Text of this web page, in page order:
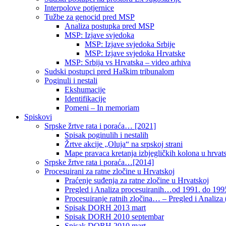
Interpolove potjernice
Tužbe za genocid pred MSP
Analiza postupka pred MSP
MSP: Izjave svjedoka
MSP: Izjave svjedoka Srbije
MSP: Izjave svjedoka Hrvatske
MSP: Srbija vs Hrvatska – video arhiva
Sudski postupci pred Haškim tribunalom
Poginuli i nestali
Ekshumacije
Identifikacije
Pomeni – In memoriam
Spiskovi
Srpske žrtve rata i poraća… [2021]
Spisak poginulih i nestalih
Žrtve akcije „Oluja“ na srpskoj strani
Mape pravaca kretanja izbjegličkih kolona u
Srpske žrtve rata i poraća…[2014]
Procesuirani za ratne zločine u Hrvatskoj
Praćenje suđenja za ratne zločine u Hrvatskoj
Pregled i Analiza procesuiranih…od 1991. do
Procesuiranje ratnih zločina… – Pregled i Analiza
Spisak DORH 2013 mart
Spisak DORH 2010 septembar